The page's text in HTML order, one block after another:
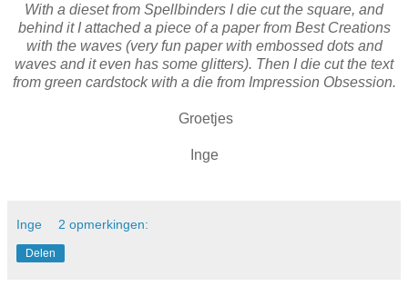
With a dieset from Spellbinders I die cut the square, and
behind it I attached a piece of a paper from Best Creations
with the waves (very fun paper with embossed dots and
waves and it even has some glitters). Then I die cut the text
from green cardstock with a die from Impression Obsession.
Groetjes
Inge
Inge 2 opmerkingen:
Delen